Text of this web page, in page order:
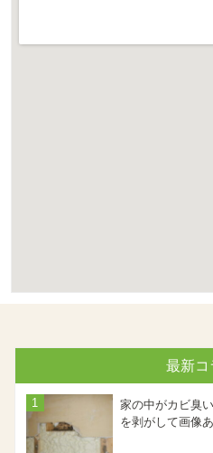
最新コ
家の中がカビ臭
を剥がして画像